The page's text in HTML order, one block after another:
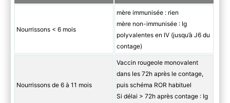
Nourrissons < 6 mois
mère immunisée : rien
mère non-immunisée : Ig
polyvalentes en IV (jusqu’à J6 du
contage)
Nourrissons de 6 à 11 mois
Vaccin rougeole monovalent
dans les 72h après le contage,
puis schéma ROR habituel
Si délai > 72h après contage : Ig